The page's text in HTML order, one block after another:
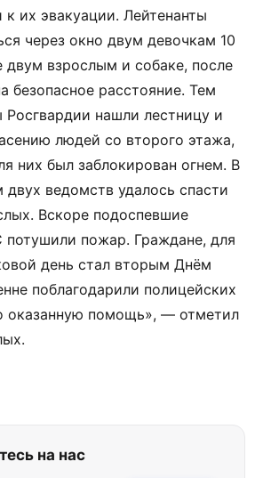
их эвакуации. Лейтенанты
через окно двум девочкам 10
двум взрослым и собаке, после
безопасное расстояние. Тем
нашли лестницу и
людей со второго этажа,
них был заблокирован огнем. В
двух ведомств удалось спасти
Вскоре подоспевшие
пожар. Граждане, для
день стал вторым Днём
поблагодарили полицейских
оказанную помощь», — отметил
на нас